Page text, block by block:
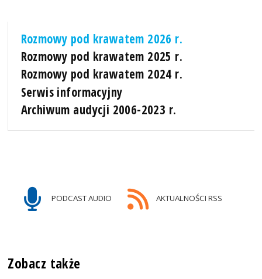
Rozmowy pod krawatem 2026 r.
Rozmowy pod krawatem 2025 r.
Rozmowy pod krawatem 2024 r.
Serwis informacyjny
Archiwum audycji 2006-2023 r.
PODCAST AUDIO AKTUALNOŚCI RSS
Zobacz także